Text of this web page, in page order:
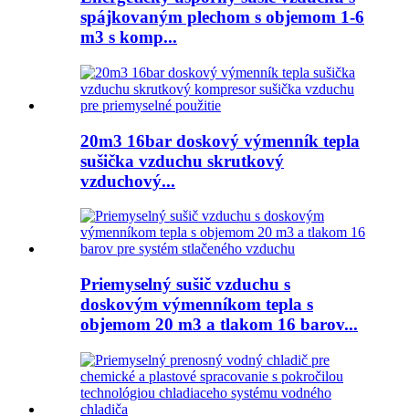
spájkovaným plechom s objemom 1-6
m3 s komp...
20m3 16bar doskový výmenník tepla
sušička vzduchu skrutkový
vzduchový...
Priemyselný sušič vzduchu s
doskovým výmenníkom tepla s
objemom 20 m3 a tlakom 16 barov...